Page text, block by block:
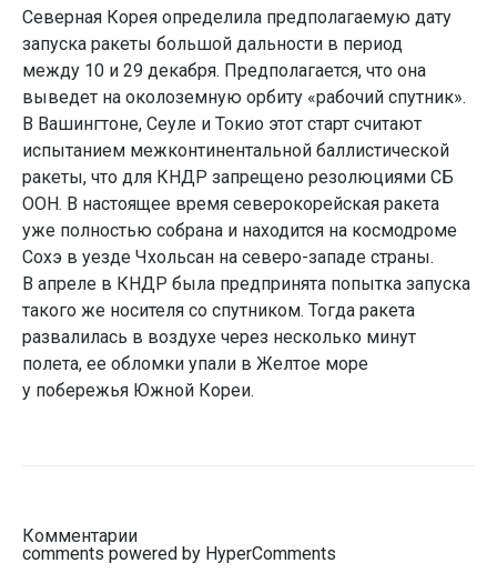
Северная Корея определила предполагаемую дату
запуска ракеты большой дальности в период
между 10 и 29 декабря. Предполагается, что она
выведет на околоземную орбиту «рабочий спутник».
В Вашингтоне, Сеуле и Токио этот старт считают
испытанием межконтинентальной баллистической
ракеты, что для КНДР запрещено резолюциями СБ
ООН. В настоящее время северокорейская ракета
уже полностью собрана и находится на космодроме
Сохэ в уезде Чхольсан на северо-западе страны.
В апреле в КНДР была предпринята попытка запуска
такого же носителя со спутником. Тогда ракета
развалилась в воздухе через несколько минут
полета, ее обломки упали в Желтое море
у побережья Южной Кореи.
Комментарии
comments powered by HyperComments